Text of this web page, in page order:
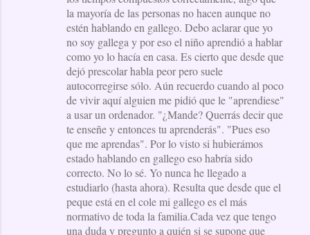
la mayoría de las personas no hacen aunque no
estén hablando en gallego. Debo aclarar que yo
no soy gallega y por eso el niño aprendió a hablar
como yo lo hacía en casa. Es cierto que desde que
dejó prescolar habla peor pero suele
autocorregirse sólo. Aún recuerdo cuando al poco
de vivir aquí alguien me pidió que le "aprendiese"
a usar un ordenador. "¿Mande? Querrás decir que
te enseñe y entonces tu aprenderás". "Pues eso
que me aprendas". Por lo visto si hubierámos
estado hablando en gallego eso habría sido
correcto. No lo sé. Yo nunca he llegado a
estudiarlo (hasta ahora). Resulta que desde que el
peque está en el cole mi gallego es el más
normativo de toda la familia.Cada vez que tengo
una duda y pregunto a quién si se supone que